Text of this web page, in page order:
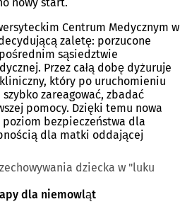
nowy start.
Centrum Medycznym w
zaletę: porzucone
sąsiedztwie
Przez całą dobę dyżuruje
który po uruchomieniu
zareagować, zbadać
pomocy. Dzięki temu nowa
poziom bezpieczeństwa dla
dla matki oddającej
dziecka w "luku
dla niemowląt